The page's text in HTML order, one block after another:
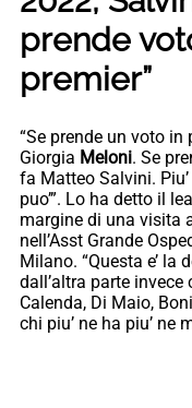
prende
premier”
“Se prende un voto in
Giorgia Meloni. Se
fa Matteo Salvini.
puo’”. Lo ha detto il
margine di una visita
nell’Asst Grande
Milano. “Questa e’
dall’altra parte invece
Calenda, Di Maio,
chi piu’ ne ha piu’ ne